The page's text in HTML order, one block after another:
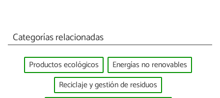
Categorías relacionadas
Productos ecológicos
Energías no renovables
Reciclaje y gestión de residuos